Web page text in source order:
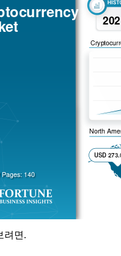
려면.